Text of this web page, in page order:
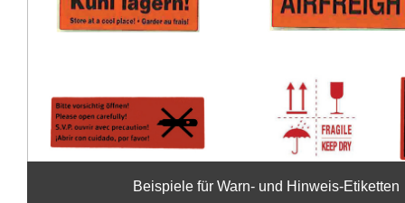
Beispiele für Warn- und Hinweis-Etiketten